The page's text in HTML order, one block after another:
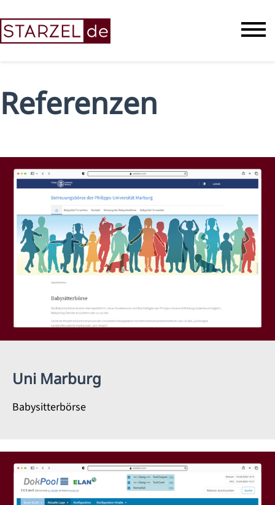
Referenzen
Uni Marburg
Babysitterbörse